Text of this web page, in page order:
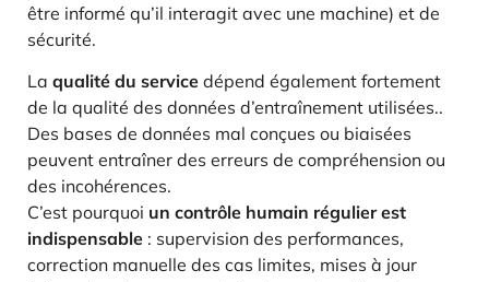
être informé qu’il interagit avec une machine) et de
sécurité.
La qualité du service dépend également fortement
de la qualité des données d’entraînement utilisées..
Des bases de données mal conçues ou biaisées
peuvent entraîner des erreurs de compréhension ou
des incohérences.
C’est pourquoi un contrôle humain régulier est
indispensable : supervision des performances,
correction manuelle des cas limites, mises à jour